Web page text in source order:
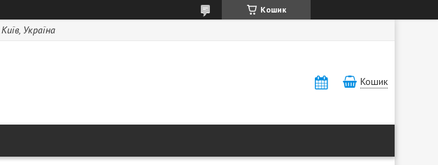
Кошик
Україна
Кошик